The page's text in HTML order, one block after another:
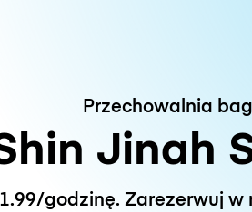
Przechowalnia
Jinah
godzinę. Zarezerwuj w